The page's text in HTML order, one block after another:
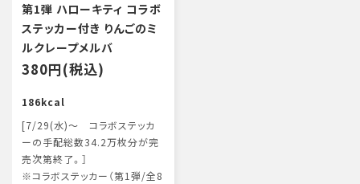
第1弾 ハローキティ コラボ
ステッカー付き りんごのミ
ルクレープメルバ
380円(税込)
186kcal
[7/29(水)～ コラボステッカ
ーの手配総数34.2万枚分が完
売次第終了。］
※コラボステッカー（第1弾/全8